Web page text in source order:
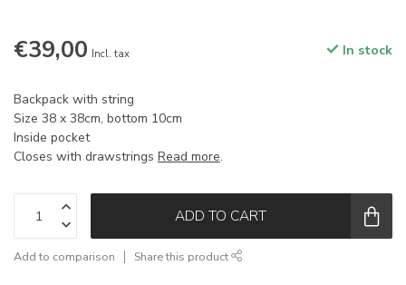
€39,00 Incl. tax In stock
Backpack with string
Size 38 x 38cm, bottom 10cm
Inside pocket
Closes with drawstrings Read more.
ADD TO CART
Add to comparison Share this product